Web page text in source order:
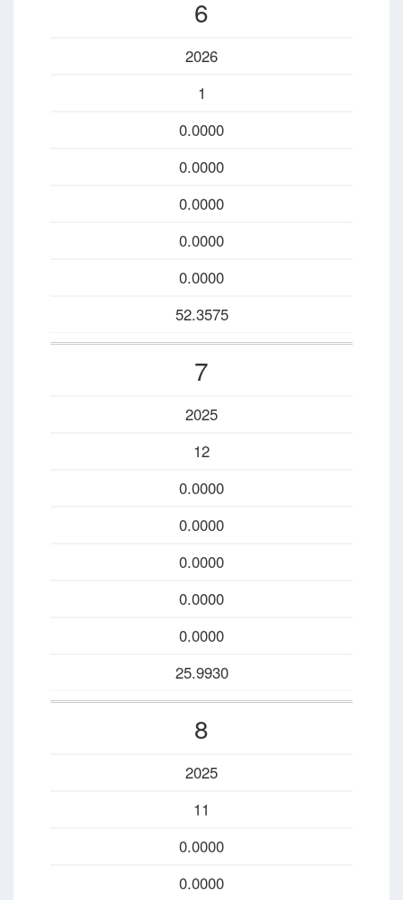
6
2026
1
0.0000
0.0000
0.0000
0.0000
0.0000
52.3575
7
2025
12
0.0000
0.0000
0.0000
0.0000
0.0000
25.9930
8
2025
11
0.0000
0.0000